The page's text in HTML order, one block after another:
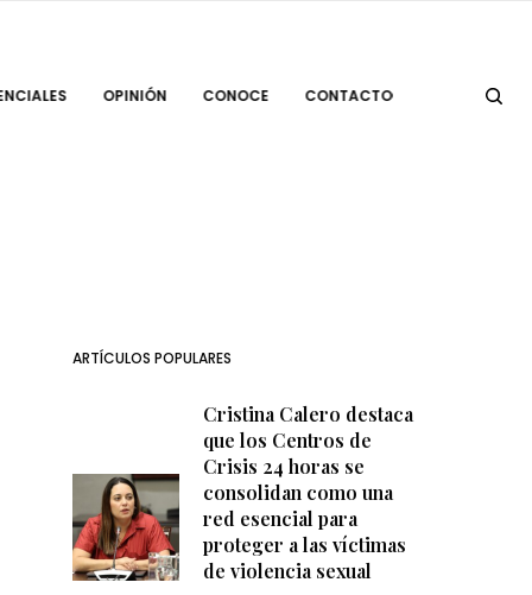
OPINIÓN CONOCE CONTACTO
ARTÍCULOS POPULARES
Cristina Calero destaca
que los Centros de
Crisis 24 horas se
consolidan como una
red esencial para
proteger a las víctimas
de violencia sexual